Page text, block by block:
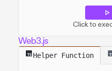
Click to
Web3.js
Helper Function